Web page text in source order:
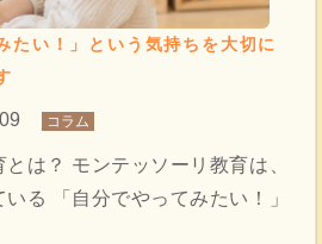
たい！」という気持ちを大切に
コラム
は？ モンテッソーリ教育は、
る 「自分でやってみたい！」